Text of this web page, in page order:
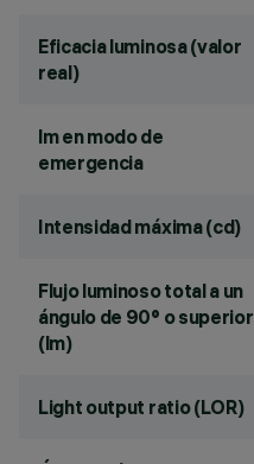
Eficacia luminosa (valor
real)
lm en modo de
emergencia
Intensidad máxima (cd)
Flujo luminoso total a un
ángulo de 90° o superior
(lm)
Light output ratio (LOR)